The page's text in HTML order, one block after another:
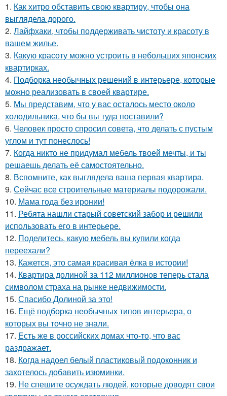
1. Как хитро обставить свою квартиру, чтобы она
выглядела дорого.
2. Лайфхаки, чтобы поддерживать чистоту и красоту в
вашем жилье.
3. Какую красоту можно устроить в небольших японских
квартирках.
4. Подборка необычных решений в интерьере, которые
можно реализовать в своей квартире.
5. Мы представим, что у вас осталось место около
холодильника, что бы вы туда поставили?
6. Человек просто спросил совета, что делать с пустым
углом и тут понеслось!
7. Когда никто не придумал мебель твоей мечты, и ты
решаешь делать её самостоятельно.
8. Вспомните, как выглядела ваша первая квартира.
9. Сейчас все строительные материалы подорожали.
10. Мама года без иронии!
11. Ребята нашли старый советский забор и решили
использовать его в интерьере.
12. Поделитесь, какую мебель вы купили когда
переехали?
13. Кажется, это самая красивая ёлка в истории!
14. Квартира долиной за 112 миллионов теперь стала
символом страха на рынке недвижимости.
15. Спасибо Долиной за это!
16. Ещё подборка необычных типов интерьера, о
которых вы точно не знали.
17. Есть же в российских домах что-то, что вас
раздражает.
18. Когда надоел белый пластиковый подоконник и
захотелось добавить изюминки.
19. Не спешите осуждать людей, которые доводят свои